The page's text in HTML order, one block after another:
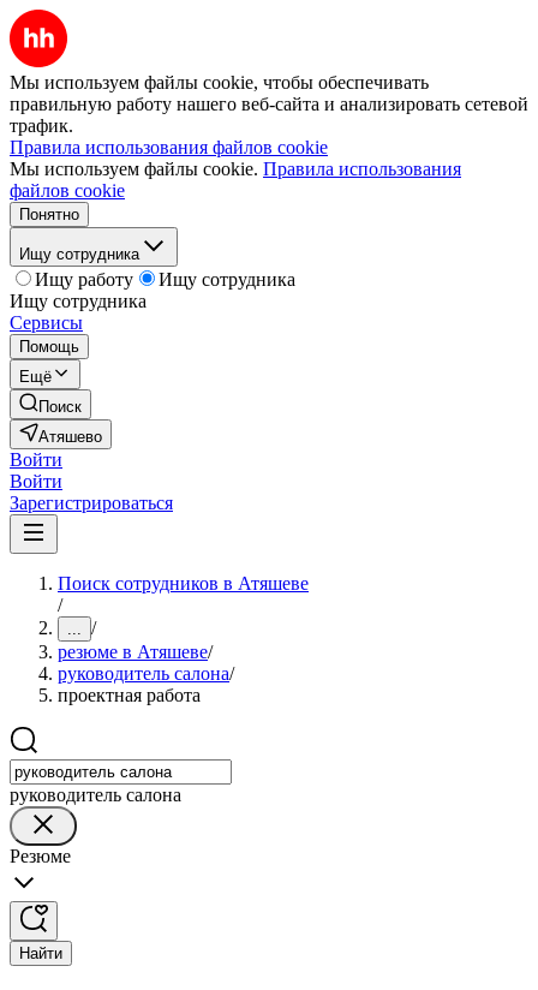
Мы используем файлы cookie, чтобы обеспечивать
правильную работу нашего веб-сайта и анализировать сетевой
трафик.
Правила использования файлов cookie
Мы используем файлы cookie. Правила использования
файлов cookie
Понятно
Ищу сотрудника
Ищу работу
Ищу сотрудника
Ищу сотрудника
Сервисы
Помощь
Ещё
Поиск
Атяшево
Войти
Войти
Зарегистрироваться
Поиск сотрудников в Атяшеве
/
... /
резюме в Атяшеве/
руководитель салона/
проектная работа
руководитель салона
Резюме
Найти